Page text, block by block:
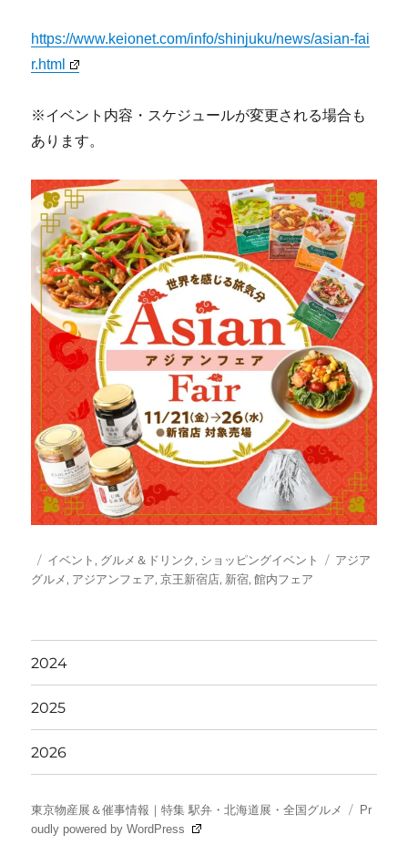
https://www.keionet.com/info/shinjuku/news/asian-fai
r.html
※イベント内容・スケジュールが変更される場合も
あります。
投
稿
カ
テ
イベント , グルメ＆ドリンク, ショッピングイベント
タ
アジア
グルメ, アジアンフェア,京王新宿店, 新宿,館内フェア
2024
2025
2026
東京物産展＆催事情報｜特集 駅弁・北海道展・全国グルメ
Pr
oudly powered by WordPress